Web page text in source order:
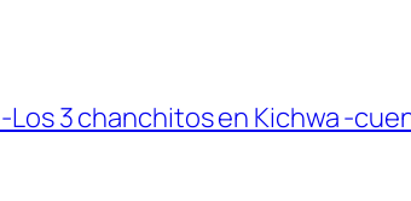
-Los 3 chanchitos en Kichwa -